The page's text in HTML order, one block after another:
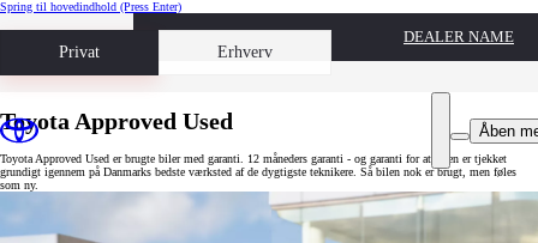
Spring til hovedindhold (Press Enter)
Privat Erhverv
Book prøvetur
DEALER NAME
Åben
Toyota Approved Used
Toyota Approved Used er brugte biler med garanti. 12 måneders garanti - og garanti for at bilen er tjekket
grundigt igennem på Danmarks bedste værksted af de dygtigste teknikere. Så bilen nok er brugt, men føles
som ny.